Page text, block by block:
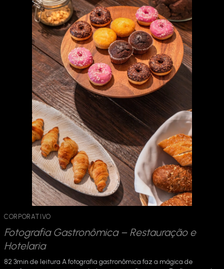
CORPORATIVO
Fotografia Gastronômica – Restauração e
Hotelaria
82 3min de leitura A fotografia gastronômica faz a mágica de